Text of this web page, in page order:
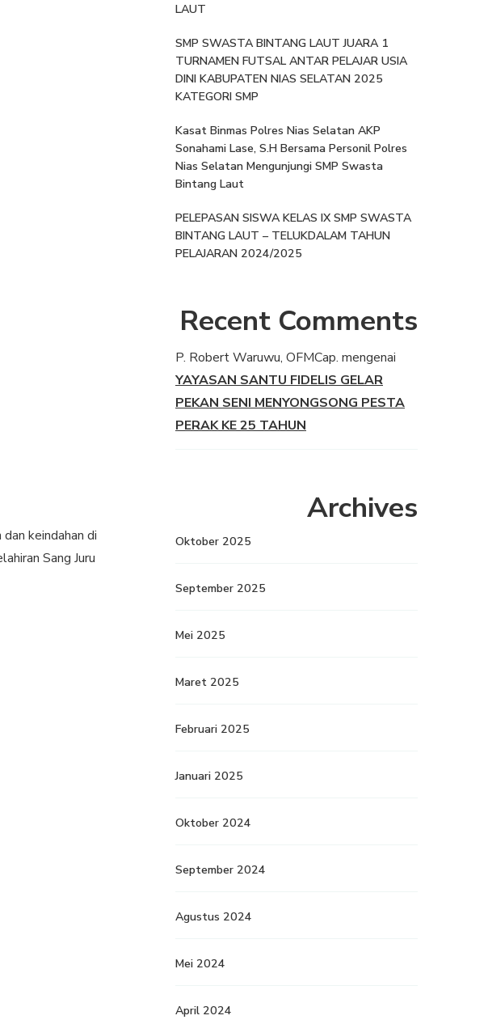
keindahan di
Sang Juru
LAUT
SMP SWASTA BINTANG LAUT JUARA 1
TURNAMEN FUTSAL ANTAR PELAJAR USIA
DINI KABUPATEN NIAS SELATAN 2025
KATEGORI SMP
Kasat Binmas Polres Nias Selatan AKP
Sonahami Lase, S.H Bersama Personil Polres
Nias Selatan Mengunjungi SMP Swasta
Bintang Laut
PELEPASAN SISWA KELAS IX SMP SWASTA
BINTANG LAUT – TELUKDALAM TAHUN
PELAJARAN 2024/2025
Recent Comments
P. Robert Waruwu, OFMCap. mengenai
YAYASAN SANTU FIDELIS GELAR
PEKAN SENI MENYONGSONG PESTA
PERAK KE 25 TAHUN
Archives
Oktober 2025
September 2025
Mei 2025
Maret 2025
Februari 2025
Januari 2025
Oktober 2024
September 2024
Agustus 2024
Mei 2024
April 2024